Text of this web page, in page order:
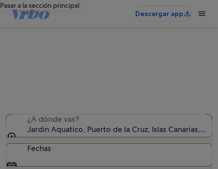
Pasar a la sección principal
Descargar app
¿A dónde vas?
Jardin Aquatico, Puerto de la Cruz, Islas Canarias,
Fechas